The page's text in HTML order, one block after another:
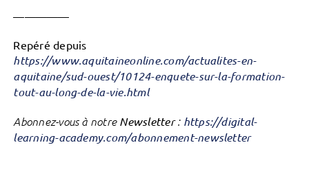
—————
Repéré depuis
https://www.aquitaineonline.com/actualites-en-
aquitaine/sud-ouest/10124-enquete-sur-la-formation-
tout-au-long-de-la-vie.html
Abonnez-vous à notre Newsletter: https://digital-
learning-academy.com/abonnement-newsletter